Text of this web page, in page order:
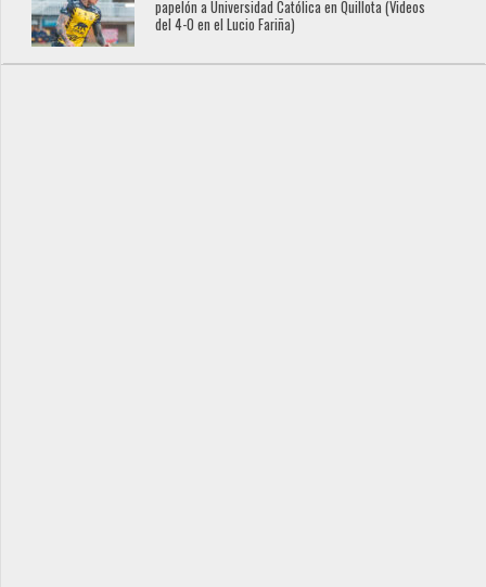
papelón a Universidad Católica en Quillota (Videos
del 4-0 en el Lucio Fariña)